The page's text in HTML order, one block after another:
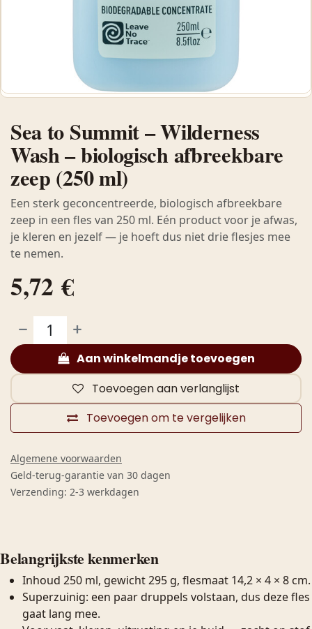
Sea to Summit – Wilderness
Wash – biologisch afbreekbare
zeep (250 ml)
Een sterk geconcentreerde, biologisch afbreekbare
zeep in een fles van 250 ml. Eén product voor je afwas,
je kleren en jezelf — je hoeft dus niet drie flesjes mee
te nemen.
5,72 €
Aan winkelmandje toevoegen
Toevoegen om te vergelijken
Toevoegen aan verlanglijst
Algemene voorwaarden
Geld-terug-garantie van 30 dagen
Verzending: 2-3 werkdagen
Belangrijkste kenmerken
Inhoud 250 ml, gewicht 295 g, flesmaat 14,2 × 4 × 8 cm.
Superzuinig: een paar druppels volstaan, dus deze fles
gaat lang mee.